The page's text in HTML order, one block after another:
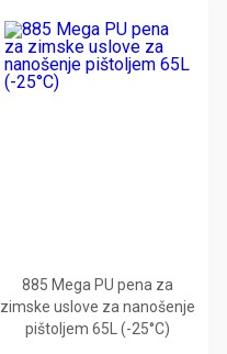
885 Mega PU pena za
zimske uslove za nanošenje
pištoljem 65L (-25°C)